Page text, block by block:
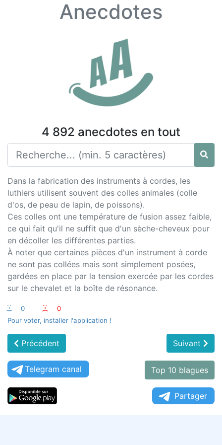
Anecdotes
4 892 anecdotes en tout
Dans la fabrication des instruments à cordes, les
luthiers utilisent souvent des colles animales (colle
d'os, de peau de lapin, de poissons).
Ces colles ont une température de fusion assez faible,
ce qui fait qu'il ne suffit que d'un sèche-cheveux pour
en décoller les différentes parties.
À noter que certaines pièces d'un instrument à corde
ne sont pas collées mais sont simplement posées,
gardées en place par la tension exercée par les cordes
sur le chevalet et la boîte de résonance.
:-) 0 :-(
0
Pour voter, installer l'application !
Précédent Suivant
Telegram canal Top 10 blagues
Partager